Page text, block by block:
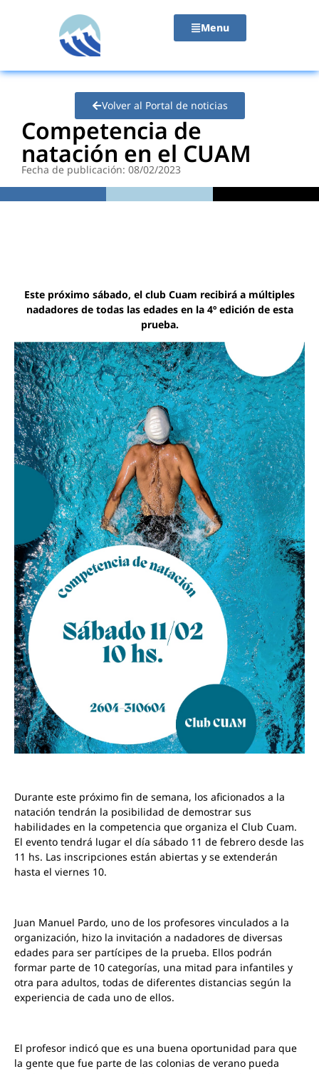
Menu
Volver al Portal de noticias
Competencia de
natación en el CUAM
Fecha de publicación: 08/02/2023
Este próximo sábado, el club Cuam recibirá a múltiples
nadadores de todas las edades en la 4º edición de esta
prueba.
Durante este próximo fin de semana, los aficionados a la
natación tendrán la posibilidad de demostrar sus
habilidades en la competencia que organiza el Club Cuam.
El evento tendrá lugar el día sábado 11 de febrero desde las
11 hs. Las inscripciones están abiertas y se extenderán
hasta el viernes 10.
Juan Manuel Pardo, uno de los profesores vinculados a la
organización, hizo la invitación a nadadores de diversas
edades para ser partícipes de la prueba. Ellos podrán
formar parte de 10 categorías, una mitad para infantiles y
otra para adultos, todas de diferentes distancias según la
experiencia de cada uno de ellos.
El profesor indicó que es una buena oportunidad para que
la gente que fue parte de las colonias de verano pueda